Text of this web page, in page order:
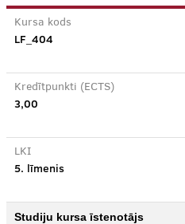
Kursa kods
LF_404
Kredītpunkti (ECTS)
3,00
LKI
5. līmenis
Studiju kursa īstenotājs